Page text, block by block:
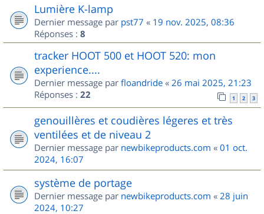
Lumière K-lamp
Dernier message par pst77 « 19 nov. 2025, 08:36
Réponses : 8
tracker HOOT 500 et HOOT 520: mon
experience....
Dernier message par floandride « 26 mai 2025, 21:23
Réponses : 22 1 2 3
genouillères et coudières légeres et très
ventilées et de niveau 2
Dernier message par newbikeproducts.com « 01 oct.
2024, 16:07
système de portage
Dernier message par newbikeproducts.com « 28 juin
2024, 10:27